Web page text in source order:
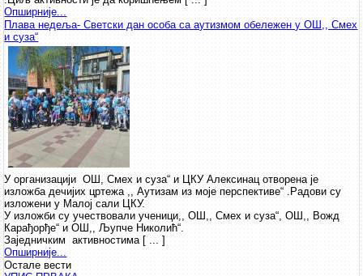
Опширније...
Плава недеља- Светски дан особа са аутизмом обележен у ОШ,, Смех
и суза“
У организацији ОШ, Смех и суза“ и ЦКУ Алексинац отворена je
изложба дечијих цртежа ,, Аутизам из моје перспективе“ .Радови су
изложени у Малој сали ЦКУ.
У изложби су учествовали ученици,, ОШ,, Смех и суза“, ОШ,, Вожд
Карађорђе“ и ОШ,, Љупче Николић“.
Заједничким активностима [ ... ]
Опширније...
Остале вести